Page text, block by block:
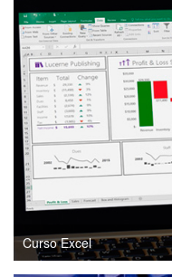
Curso Excel